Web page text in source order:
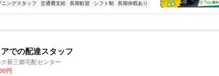
ニングスタッフ 交通費支給 長期歓迎 シフト制 長期休暇あり
での配達スタッフ
新三郷宅配センター
円